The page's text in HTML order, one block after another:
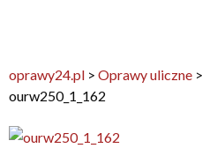
oprawy24.pl > Oprawy uliczne >
ourw250_1_162